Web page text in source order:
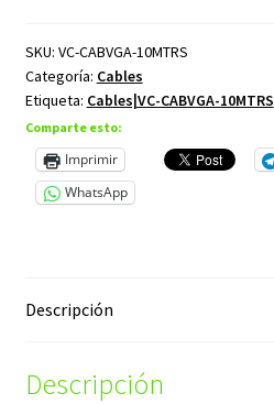
SKU: VC-CABVGA-10MTRS
Categoría: Cables
Etiqueta: Cables|VC-CABVGA-10MTRS
Comparte esto:
Imprimir
WhatsApp
Descripción
Descripción